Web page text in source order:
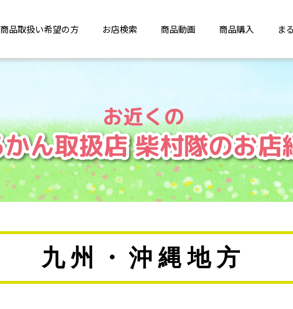
商品取扱い希望の方 お店検索 商品動画 商品購入 ま
九州・沖縄地方